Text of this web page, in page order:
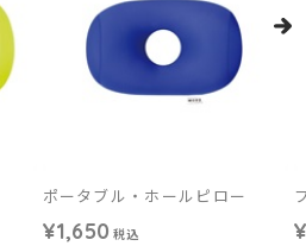
ポータブル・ホールピロー
¥1,650 税込